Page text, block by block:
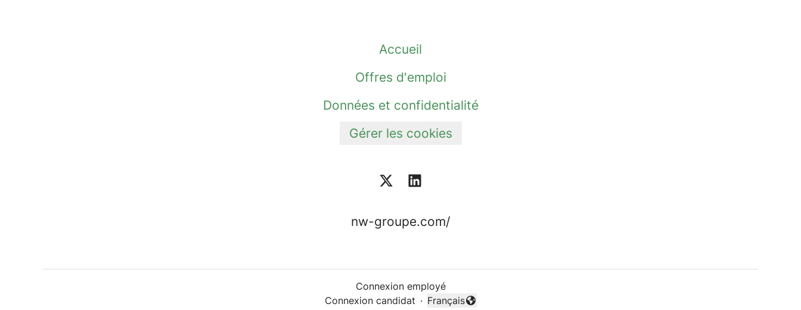
Accueil
Offres d'emploi
Données et confidentialité
Gérer les cookies
nw-groupe.com/
Connexion employé
Connexion candidat ·
Changer la langue
Français